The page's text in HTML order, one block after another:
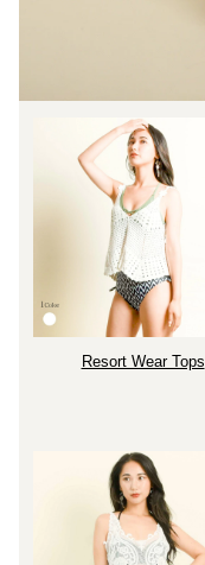
Resort Wear Tops